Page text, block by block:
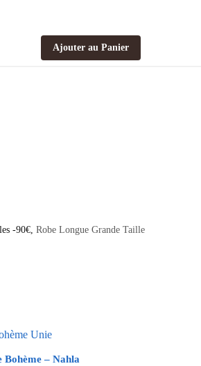
Ajouter au Panier
-90€ Robe Longue Grande Taille
Bohème – Nahla